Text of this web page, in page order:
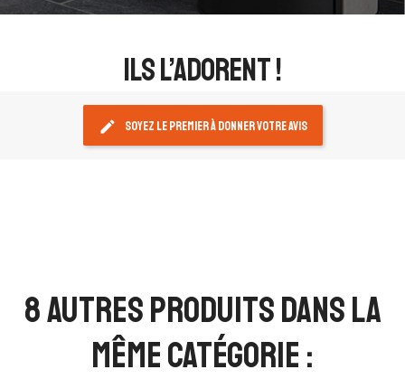
ils l’adorent !
edit Soyez le premier à donner votre avis
8 autres produits dans la
même catégorie :